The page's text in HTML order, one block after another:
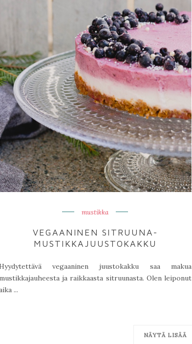
mustikka
VEGAANINEN SITRUUNA-
MUSTIKKAJUUSTOKAKKU
vegaaninen juustokakku saa makua
mustikkajauheesta ja raikkaasta sitruunasta. Olen leiponut
...
NÄYTÄ LISÄÄ